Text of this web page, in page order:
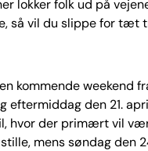
lokker folk ud på
så vil du slippe for tæt
kommende weekend
den 21.
hvor der primært vil
mens søndag den